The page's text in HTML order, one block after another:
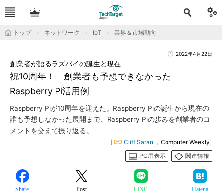
トップ ネットワーク IoT 業界＆市場動向
2022年4月22日
祝10周年！ 創業者も予想できなかった
Raspberry Pi活用例
創業者が語るラズパイの誕生と現在
Raspberry Piが10周年を迎えた。Raspberry Piの誕生から現在の
誰も予想しなかった展開まで、Raspberry Piの歩みを創業者のコ
メントを交えて振り返る。
[ Cliff Saran ，Computer Weekly]
PC用表示
関連情報
Share Post LINE Hatena